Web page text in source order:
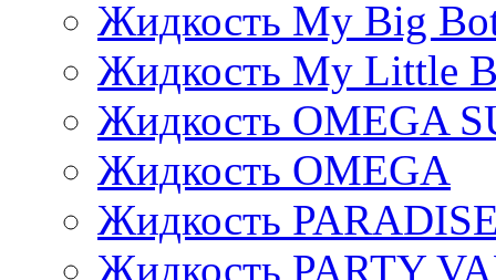
Жидкость My Big
Жидкость My Little
Жидкость OMEGA
Жидкость OMEGA
Жидкость
Жидкость PARTY